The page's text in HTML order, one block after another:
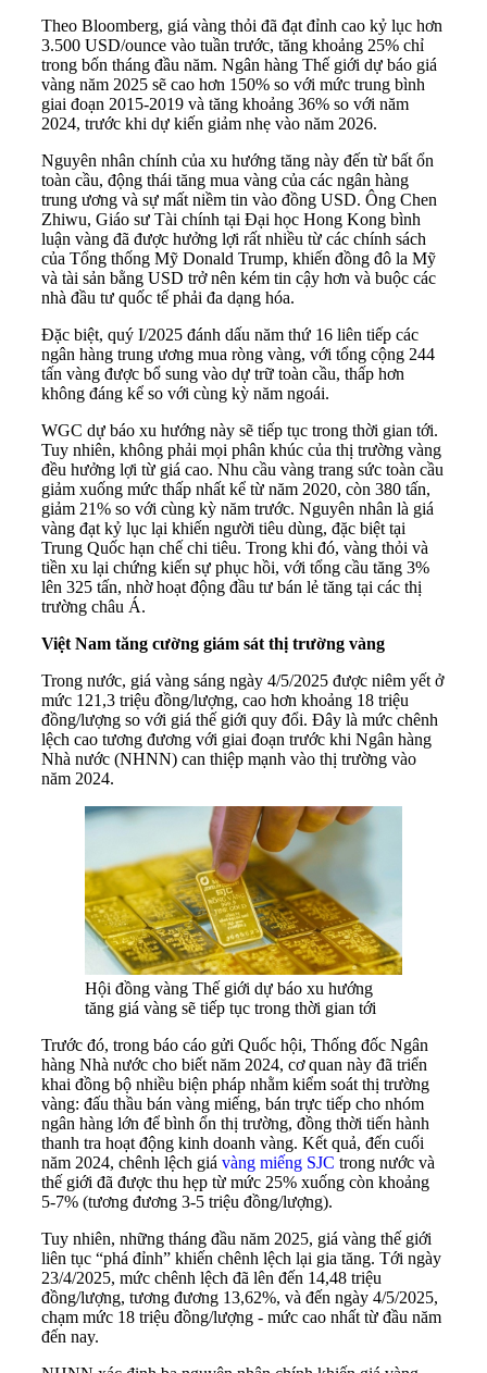
Theo Bloomberg, giá vàng thỏi đã đạt đỉnh cao kỷ lục hơn
3.500 USD/ounce vào tuần trước, tăng khoảng 25% chỉ
trong bốn tháng đầu năm. Ngân hàng Thế giới dự báo giá
vàng năm 2025 sẽ cao hơn 150% so với mức trung bình
giai đoạn 2015-2019 và tăng khoảng 36% so với năm
2024, trước khi dự kiến giảm nhẹ vào năm 2026.
Nguyên nhân chính của xu hướng tăng này đến từ bất ổn
toàn cầu, động thái tăng mua vàng của các ngân hàng
trung ương và sự mất niềm tin vào đồng USD. Ông Chen
Zhiwu, Giáo sư Tài chính tại Đại học Hong Kong bình
luận vàng đã được hưởng lợi rất nhiều từ các chính sách
của Tổng thống Mỹ Donald Trump, khiến đồng đô la Mỹ
và tài sản bằng USD trở nên kém tin cậy hơn và buộc các
nhà đầu tư quốc tế phải đa dạng hóa.
Đặc biệt, quý I/2025 đánh dấu năm thứ 16 liên tiếp các
ngân hàng trung ương mua ròng vàng, với tổng cộng 244
tấn vàng được bổ sung vào dự trữ toàn cầu, thấp hơn
không đáng kể so với cùng kỳ năm ngoái.
WGC dự báo xu hướng này sẽ tiếp tục trong thời gian tới.
Tuy nhiên, không phải mọi phân khúc của thị trường vàng
đều hưởng lợi từ giá cao. Nhu cầu vàng trang sức toàn cầu
giảm xuống mức thấp nhất kể từ năm 2020, còn 380 tấn,
giảm 21% so với cùng kỳ năm trước. Nguyên nhân là giá
vàng đạt kỷ lục lại khiến người tiêu dùng, đặc biệt tại
Trung Quốc hạn chế chi tiêu. Trong khi đó, vàng thỏi và
tiền xu lại chứng kiến sự phục hồi, với tổng cầu tăng 3%
lên 325 tấn, nhờ hoạt động đầu tư bán lẻ tăng tại các thị
trường châu Á.
Việt Nam tăng cường giám sát thị trường vàng
Trong nước, giá vàng sáng ngày 4/5/2025 được niêm yết ở
mức 121,3 triệu đồng/lượng, cao hơn khoảng 18 triệu
đồng/lượng so với giá thế giới quy đổi. Đây là mức chênh
lệch cao tương đương với giai đoạn trước khi Ngân hàng
Nhà nước (NHNN) can thiệp mạnh vào thị trường vào
năm 2024.
Hội đồng vàng Thế giới dự báo xu hướng
tăng giá vàng sẽ tiếp tục trong thời gian tới
Trước đó, trong báo cáo gửi Quốc hội, Thống đốc Ngân
hàng Nhà nước cho biết năm 2024, cơ quan này đã triển
khai đồng bộ nhiều biện pháp nhằm kiểm soát thị trường
vàng: đấu thầu bán vàng miếng, bán trực tiếp cho nhóm
ngân hàng lớn để bình ổn thị trường, đồng thời tiến hành
thanh tra hoạt động kinh doanh vàng. Kết quả, đến cuối
năm 2024, chênh lệch giá vàng miếng SJC trong nước và
thế giới đã được thu hẹp từ mức 25% xuống còn khoảng
5-7% (tương đương 3-5 triệu đồng/lượng).
Tuy nhiên, những tháng đầu năm 2025, giá vàng thế giới
liên tục “phá đỉnh” khiến chênh lệch lại gia tăng. Tới ngày
23/4/2025, mức chênh lệch đã lên đến 14,48 triệu
đồng/lượng, tương đương 13,62%, và đến ngày 4/5/2025,
chạm mức 18 triệu đồng/lượng - mức cao nhất từ đầu năm
đến nay.